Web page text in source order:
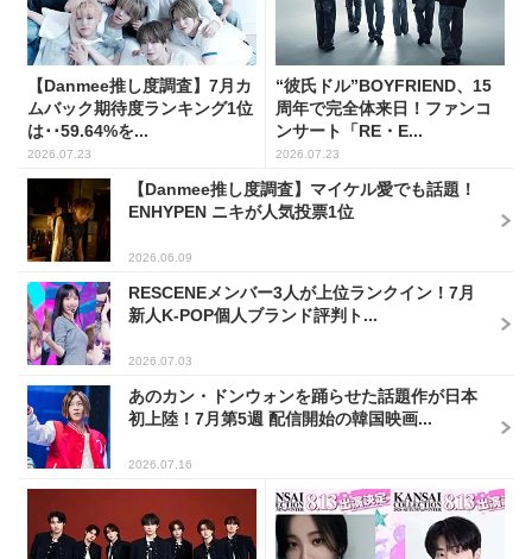
【Danmee推し度調査】7月カ
ムバック期待度ランキング1位
は･･59.64%を...
2026.07.23
“彼氏ドル”BOYFRIEND、15
周年で完全体来日！ファンコ
ンサート「RE・E...
2026.07.23
【Danmee推し度調査】マイケル愛でも話題！
ENHYPEN ニキが人気投票1位
2026.06.09
RESCENEメンバー3人が上位ランクイン！7月
新人K-POP個人ブランド評判ト...
2026.07.03
あのカン・ドンウォンを踊らせた話題作が日本
初上陸！7月第5週 配信開始の韓国映画...
2026.07.16